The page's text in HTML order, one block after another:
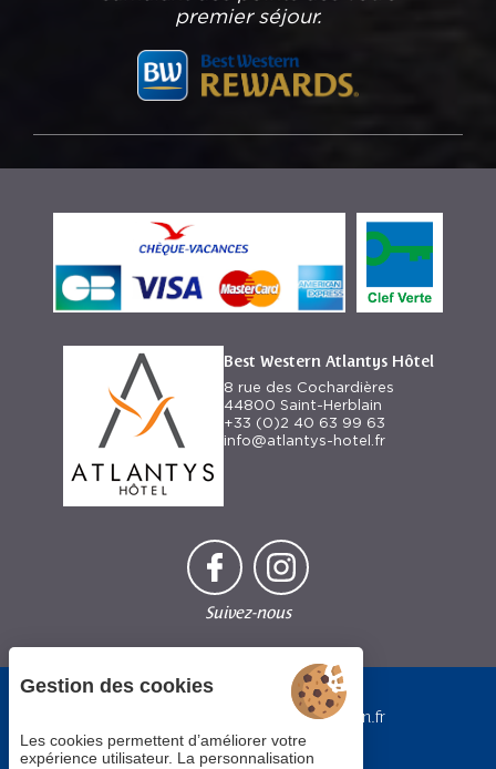
premier séjour.
Best Western Atlantys Hôtel
8 rue des Cochardières
44800 Saint-Herblain
+33 (0)2 40 63 99 63
info@atlantys-hotel.fr
Suivez-nous
établissement
est
individuellement
bestwestern.fr
Western
Gestion des cookies
Les cookies permettent d’améliorer votre
expérience utilisateur. La personnalisation